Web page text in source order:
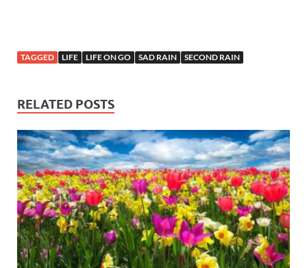
TAGGED LIFE LIFE ON GO SAD RAIN SECOND RAIN
RELATED POSTS